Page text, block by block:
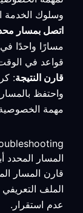
وسلوك الخدمة
اتصل بمسار
مسارًا واحدًا في
قواعد في
قارن النتيجة:
واحتفظ
مهمة
المسار المحدد
قارن المسار
الملف
عدم استقرار.